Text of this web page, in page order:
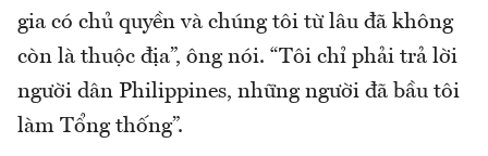
gia có chủ quyền và chúng tôi từ lâu đã không
còn là thuộc địa”, ông nói. “Tôi chỉ phải trả lời
người dân Philippines, những người đã bầu tôi
làm Tổng thống”.